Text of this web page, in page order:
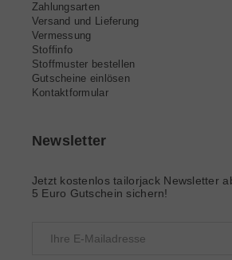
Zahlungsarten
Versand und Lieferung
Vermessung
Stoffinfo
Stoffmuster bestellen
Gutscheine einlösen
Kontaktformular
Newsletter
Jetzt kostenlos tailorjack Newsletter
5 Euro Gutschein sichern!